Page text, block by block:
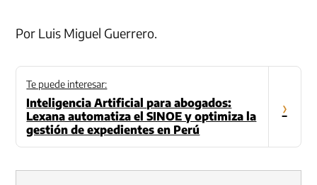
Por Luis Miguel Guerrero.
Te puede interesar:
Inteligencia Artificial para abogados:
Lexana automatiza el SINOE y optimiza la
gestión de expedientes en Perú
›